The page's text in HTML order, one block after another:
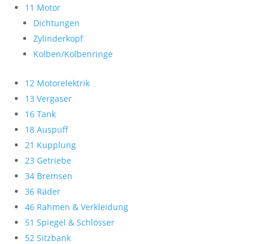
11 Motor
Dichtungen
Zylinderkopf
Kolben/Kolbenringe
12 Motorelektrik
13 Vergaser
16 Tank
18 Auspuff
21 Kupplung
23 Getriebe
34 Bremsen
36 Räder
46 Rahmen & Verkleidung
51 Spiegel & Schlösser
52 Sitzbank